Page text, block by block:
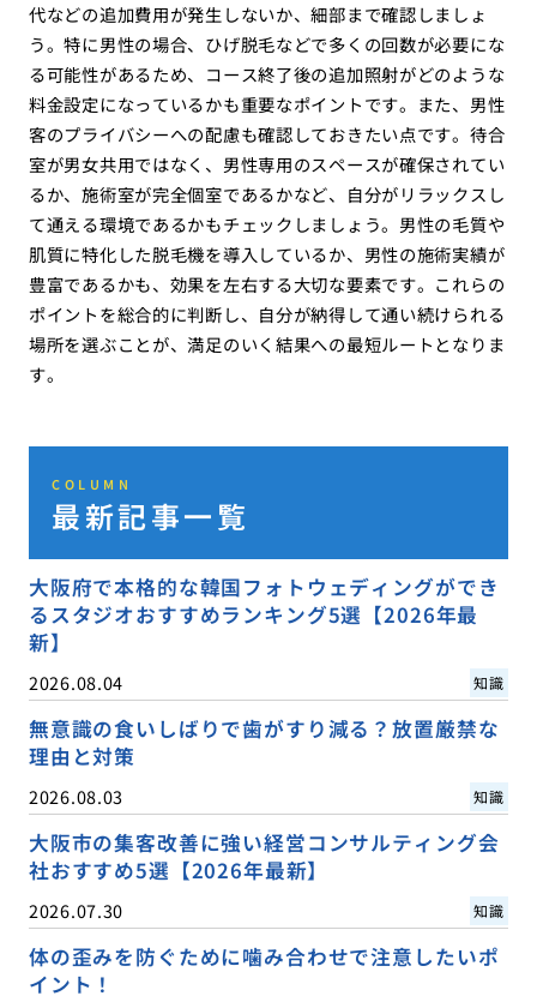
代などの追加費用が発生しないか、細部まで確認しましょ
う。特に男性の場合、ひげ脱毛などで多くの回数が必要にな
る可能性があるため、コース終了後の追加照射がどのような
料金設定になっているかも重要なポイントです。また、男性
客のプライバシーへの配慮も確認しておきたい点です。待合
室が男女共用ではなく、男性専用のスペースが確保されてい
るか、施術室が完全個室であるかなど、自分がリラックスし
て通える環境であるかもチェックしましょう。男性の毛質や
肌質に特化した脱毛機を導入しているか、男性の施術実績が
豊富であるかも、効果を左右する大切な要素です。これらの
ポイントを総合的に判断し、自分が納得して通い続けられる
場所を選ぶことが、満足のいく結果への最短ルートとなりま
す。
COLUMN
最新記事一覧
大阪府で本格的な韓国フォトウェディングができ
るスタジオおすすめランキング5選【2026年最
新】
2026.08.04 知識
無意識の食いしばりで歯がすり減る？放置厳禁な
理由と対策
2026.08.03 知識
大阪市の集客改善に強い経営コンサルティング会
社おすすめ5選【2026年最新】
2026.07.30 知識
体の歪みを防ぐために噛み合わせで注意したいポ
イント！